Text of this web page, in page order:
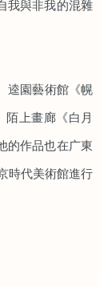
我與非我的混雜
逵園藝術館《幌
陌上畫廊《⽩⽉
的作品也在⼴東
時代美術館進行